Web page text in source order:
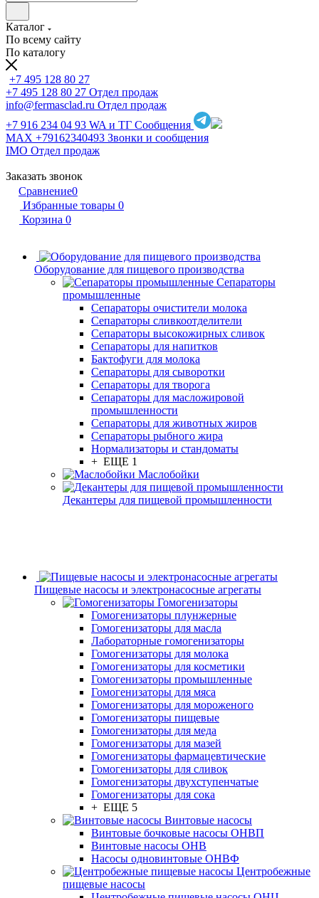
Каталог
По всему сайту
По каталогу
+7 495 128 80 27
+7 495 128 80 27 Отдел продаж
info@fermasclad.ru Отдел продаж
+7 916 234 04 93 WA и ТГ Сообщения
MAX +79162340493 Звонки и сообщения
IMO Отдел продаж
Заказать звонок
Сравнение0
Избранные товары 0
Корзина 0
Оборудование для пищевого производства
Сепараторы
промышленные
Сепараторы очистители молока
Сепараторы сливкоотделители
Сепараторы высокожирных сливок
Сепараторы для напитков
Бактофуги для молока
Сепараторы для сыворотки
Сепараторы для творога
Сепараторы для масложировой
промышленности
Сепараторы для животных жиров
Сепараторы рыбного жира
Нормализаторы и стандоматы
+ ЕЩЕ 1
Маслобойки
Декантеры для пищевой промышленности
Пищевые насосы и электронасосные агрегаты
Гомогенизаторы
Гомогенизаторы плунжерные
Гомогенизаторы для масла
Лабораторные гомогенизаторы
Гомогенизаторы для молока
Гомогенизаторы для косметики
Гомогенизаторы промышленные
Гомогенизаторы для мяса
Гомогенизаторы для мороженого
Гомогенизаторы пищевые
Гомогенизаторы для меда
Гомогенизаторы для мазей
Гомогенизаторы фармацевтические
Гомогенизаторы для сливок
Гомогенизаторы двухступенчатые
Гомогенизаторы для сока
+ ЕЩЕ 5
Винтовые насосы
Винтовые бочковые насосы ОНВП
Винтовые насосы ОНВ
Насосы одновинтовые ОНВФ
Центробежные
пищевые насосы